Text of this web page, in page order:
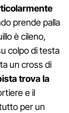
prende palla
è cileno,
colpo di testa
un cross di
trova la
e il
per un